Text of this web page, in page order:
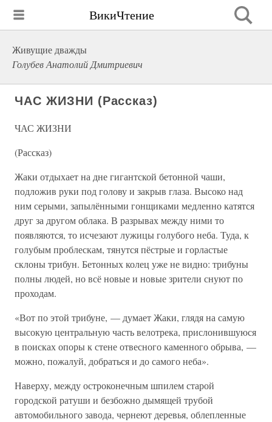
ВикиЧтение
Живущие дважды
Голубев Анатолий Дмитриевич
ЧАС ЖИЗНИ (Рассказ)
ЧАС ЖИЗНИ
(Рассказ)
Жаки отдыхает на дне гигантской бетонной чаши,
подложив руки под голову и закрыв глаза. Высоко над
ним серыми, запылёнными гонщиками медленно катятся
друг за другом облака. В разрывах между ними то
появляются, то исчезают лужицы голубого неба. Туда, к
голубым проблескам, тянутся пёстрые и горластые
склоны трибун. Бетонных колец уже не видно: трибуны
полны людей, но всё новые и новые зрители снуют по
проходам.
«Вот по этой трибуне, — думает Жаки, глядя на самую
высокую центральную часть велотрека, прислонившуюся
в поисках опоры к стене отвесного каменного обрыва, —
можно, пожалуй, добраться и до самого неба».
Наверху, между остроконечным шпилем старой
городской ратуши и безбожно дымящей трубой
автомобильного завода, чернеют деревья, облепленные